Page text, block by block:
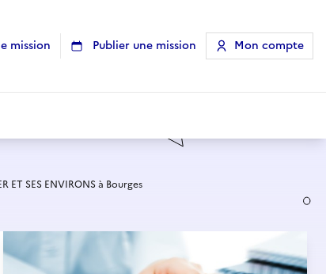
mission Publier une mission Mon compte
ET SES ENVIRONS à Bourges